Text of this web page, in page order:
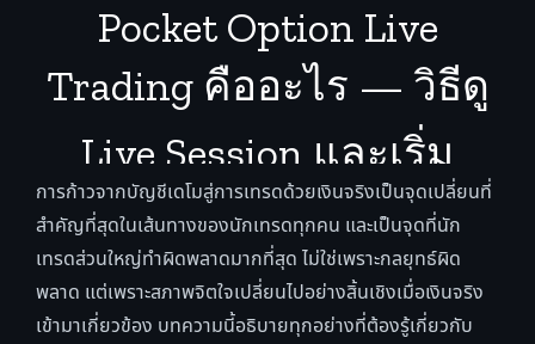
Pocket Option Live
Trading คืออะไร — วิธีดู
Live Session และเริ่ม
เทรดสดอย่างปลอดภัย
การก้าวจากบัญชีเดโมสู่การเทรดด้วยเงินจริงเป็นจุดเปลี่ยนที่
สำคัญที่สุดในเส้นทางของนักเทรดทุกคน และเป็นจุดที่นัก
เทรดส่วนใหญ่ทำผิดพลาดมากที่สุด ไม่ใช่เพราะกลยุทธ์ผิด
พลาด แต่เพราะสภาพจิตใจเปลี่ยนไปอย่างสิ้นเชิงเมื่อเงินจริง
เข้ามาเกี่ยวข้อง บทความนี้อธิบายทุกอย่างที่ต้องรู้เกี่ยวกับ